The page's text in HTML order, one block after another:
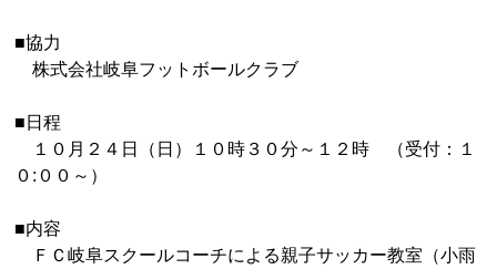
■協力
株式会社岐阜フットボールクラブ
■日程
１０月２４日（日）１０時３０分～１２時 （受付：１
０:００～）
■内容
ＦＣ岐阜スクールコーチによる親子サッカー教室（小雨